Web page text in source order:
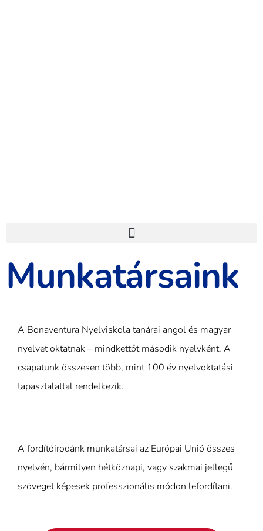
Munkatársaink
A Bonaventura Nyelviskola tanárai angol és magyar
nyelvet oktatnak – mindkettőt második nyelvként. A
csapatunk összesen több, mint 100 év nyelvoktatási
tapasztalattal rendelkezik.
A fordítóirodánk munkatársai az Európai Unió összes
nyelvén, bármilyen hétköznapi, vagy szakmai jellegű
szöveget képesek professzionális módon lefordítani.